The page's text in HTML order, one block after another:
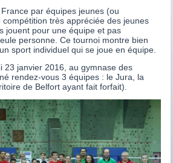
par équipes jeunes (ou
très appréciée des jeunes
jouent pour une équipe et pas
personne. Ce tournoi montre bien
sport individuel qui se joue en équipe.
23 janvier 2016, au gymnase des
rendez-vous 3 équipes : le Jura, la
de Belfort ayant fait forfait).